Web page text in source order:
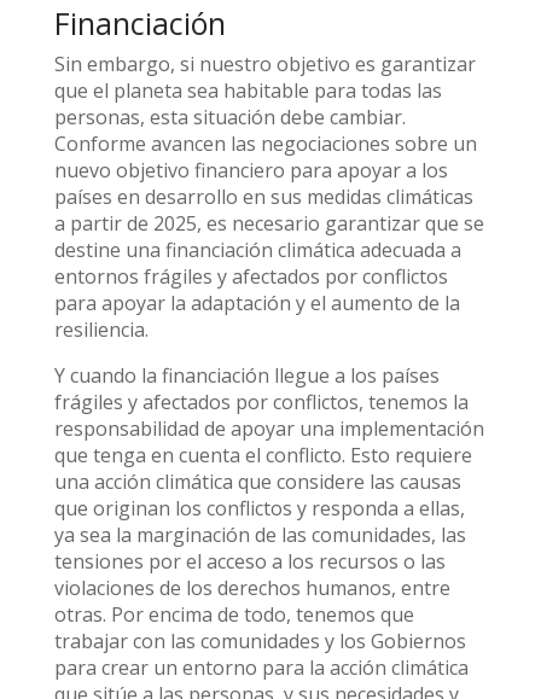
Financiación
Sin embargo, si nuestro objetivo es garantizar
que el planeta sea habitable para todas las
personas, esta situación debe cambiar.
Conforme avancen las negociaciones sobre un
nuevo objetivo financiero para apoyar a los
países en desarrollo en sus medidas climáticas
a partir de 2025, es necesario garantizar que se
destine una financiación climática adecuada a
entornos frágiles y afectados por conflictos
para apoyar la adaptación y el aumento de la
resiliencia.
Y cuando la financiación llegue a los países
frágiles y afectados por conflictos, tenemos la
responsabilidad de apoyar una implementación
que tenga en cuenta el conflicto. Esto requiere
una acción climática que considere las causas
que originan los conflictos y responda a ellas,
ya sea la marginación de las comunidades, las
tensiones por el acceso a los recursos o las
violaciones de los derechos humanos, entre
otras. Por encima de todo, tenemos que
trabajar con las comunidades y los Gobiernos
para crear un entorno para la acción climática